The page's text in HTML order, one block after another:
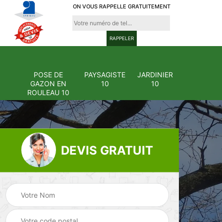
ON VOUS RAPPELLE GRATUITEMENT
POSE DE
GAZON EN
ROULEAU 10
PAYSAGISTE
10
JARDINIER
10
changement
grillage et clôture
Pose de gazon en
rouleau 10
DEVIS GRATUIT